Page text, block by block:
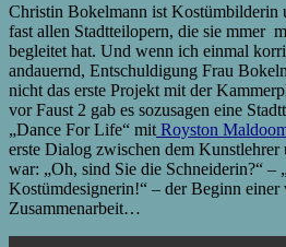
Christin Bokelmann ist Kostümbilderin
fast allen Stadtteilopern, die sie mmer
begleitet hat. Und wenn ich einmal
andauernd, Entschuldigung Frau
nicht das erste Projekt mit der
vor Faust 2 gab es sozusagen eine
„Dance For Life“ mit Royston
erste Dialog zwischen dem
war: „Oh, sind Sie die Schneiderin?“ –
Kostümdesignerin!“ – der Beginn einer
Zusammenarbeit…